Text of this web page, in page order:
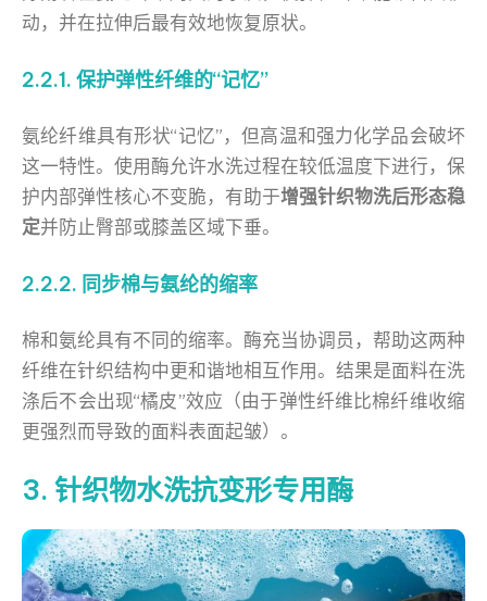
动，并在拉伸后最有效地恢复原状。
2.2.1. 保护弹性纤维的“记忆”
氨纶纤维具有形状“记忆”，但高温和强力化学品会破坏
这一特性。使用酶允许水洗过程在较低温度下进行，保
护内部弹性核心不变脆，有助于增强针织物洗后形态稳
定并防止臀部或膝盖区域下垂。
2.2.2. 同步棉与氨纶的缩率
棉和氨纶具有不同的缩率。酶充当协调员，帮助这两种
纤维在针织结构中更和谐地相互作用。结果是面料在洗
涤后不会出现“橘皮”效应（由于弹性纤维比棉纤维收缩
更强烈而导致的面料表面起皱）。
3. 针织物水洗抗变形专用酶